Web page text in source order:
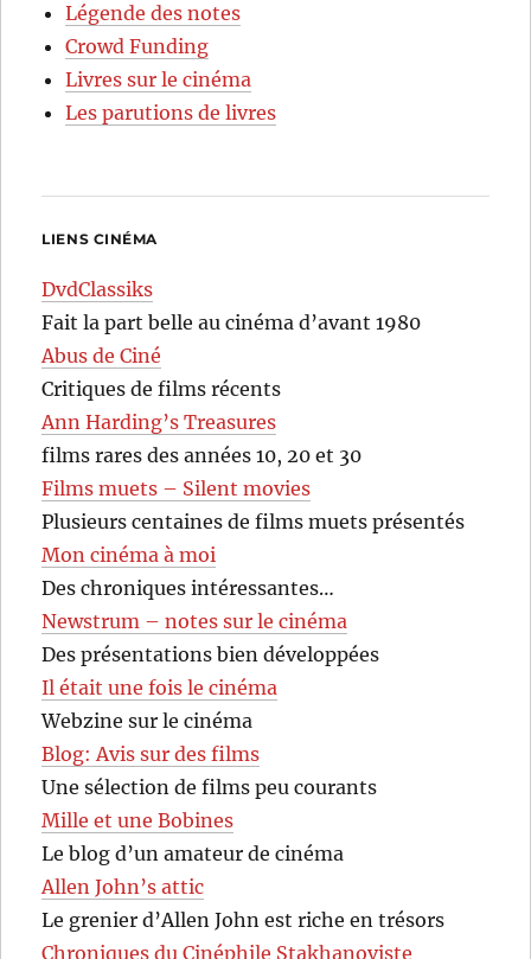
Légende des notes
Crowd Funding
Livres sur le cinéma
Les parutions de livres
LIENS CINÉMA
DvdClassiks
Fait la part belle au cinéma d’avant 1980
Abus de Ciné
Critiques de films récents
Ann Harding’s Treasures
films rares des années 10, 20 et 30
Films muets – Silent movies
Plusieurs centaines de films muets présentés
Mon cinéma à moi
Des chroniques intéressantes…
Newstrum – notes sur le cinéma
Des présentations bien développées
Il était une fois le cinéma
Webzine sur le cinéma
Blog: Avis sur des films
Une sélection de films peu courants
Mille et une Bobines
Le blog d’un amateur de cinéma
Allen John’s attic
Le grenier d’Allen John est riche en trésors
Chroniques du Cinéphile Stakhanoviste